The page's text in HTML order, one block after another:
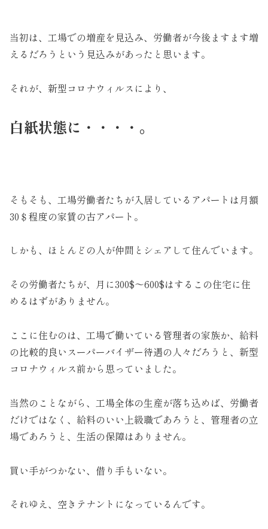
当初は、工場での増産を見込み、労働者が今後ますます増
えるだろうという見込みがあったと思います。
それが、新型コロナウィルスにより、
白紙状態に・・・・。
そもそも、工場労働者たちが入居しているアパートは月額
30＄程度の家賃の古アパート。
しかも、ほとんどの人が仲間とシェアして住んでいます。
その労働者たちが、月に300$～600$はするこの住宅に住
めるはずがありません。
ここに住むのは、工場で働いている管理者の家族か、給料
の比較的良いスーパーバイザー待遇の人々だろうと、新型
コロナウィルス前から思っていました。
当然のことながら、工場全体の生産が落ち込めば、労働者
だけではなく、給料のいい上級職であろうと、管理者の立
場であろうと、生活の保障はありません。
買い手がつかない、借り手もいない。
それゆえ、空きテナントになっているんです。